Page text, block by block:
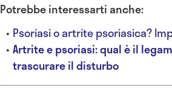
Potrebbe interessarti anche:
Psoriasi o artrite psoriasica?
Artrite e psoriasi: qual è il
trascurare il disturbo